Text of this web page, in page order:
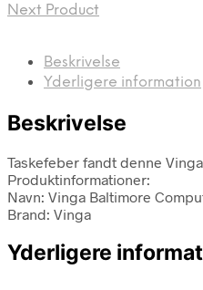
Next Product
Beskrivelse
Yderligere information
Beskrivelse
Taskefeber fandt denne
Produktinformationer:
Navn: Vinga Baltimore
Brand: Vinga
Yderligere